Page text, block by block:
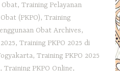
Obat,Training Pelayanan
(PKPO),Training
Obat Archives,
,Training PKPO 2025 di
,Training PKPO 2025
,Training PKPO Online,